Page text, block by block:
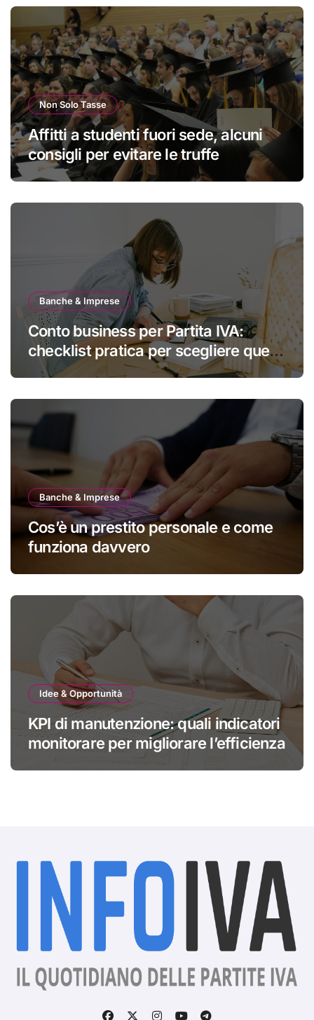
Non Solo Tasse
Affitti a studenti fuori sede, alcuni
consigli per evitare le truffe
Banche & Imprese
Conto business per Partita IVA:
checklist pratica per scegliere quello
giusto
Banche & Imprese
Cos’è un prestito personale e come
funziona davvero
Idee & Opportunità
KPI di manutenzione: quali indicatori
monitorare per migliorare l’efficienza